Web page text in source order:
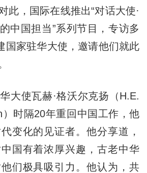
此，国际在线推出“对话大使·
中国担当”系列节目，专访多
国家驻华大使，邀请他们就此
使瓦赫·格沃尔克扬（H.E.
）时隔20年重回中国工作，他
变化的见证者。他分享道，
国有着浓厚兴趣，古老中华
们极具吸引力。他认为，共